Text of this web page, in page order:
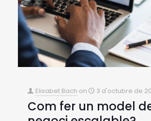
Elisabet Bach on 3 d'octubre de
Com fer un model